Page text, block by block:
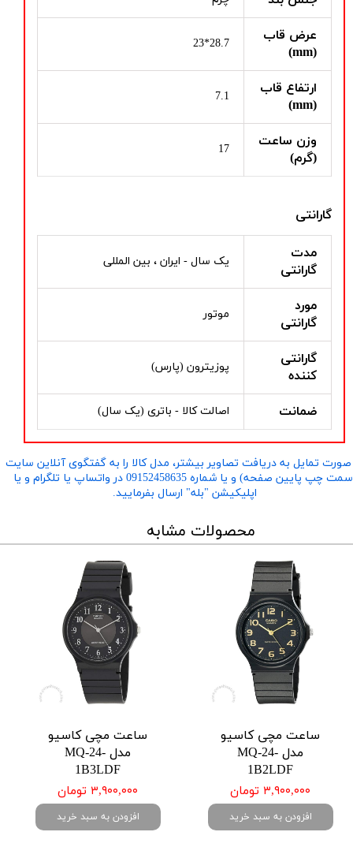
عرض قاب
(mm)
28.7*23
ارتفاع قاب
(mm)
7.1
وزن ساعت
(گرم)
17
گارانتی
مدت
گارانتی
یک سال - ایران ، بین المللی
مورد
گارانتی
موتور
گارانتی
کننده
پوزیترون (پارس)
ضمانت اصالت کالا - باتری (یک سال)
تمایل به دریافت تصاویر بیشتر، مدل کالا را به گفتگوی آنلاین سایت
​​​​​​​(سمت چپ پایین صفحه) و یا شماره 09152458635 در واتساپ یا تلگرام و یا
اپلیکیشن "بله" ارسال بفرمایید.
محصولات مشابه
ساعت مچی کاسیو
مدل MQ-24-
1B2LDF
۳,۹۰۰,۰۰۰ تومان
افزودن به سبد خرید
ساعت مچی کاسیو
مدل MQ-24-
1B3LDF
۳,۹۰۰,۰۰۰ تومان
افزودن به سبد خرید